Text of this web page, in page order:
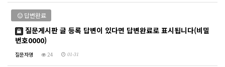
답변완료
질문게시판 글 등록 답변이 있다면 답변완료로 표시됩니다(비밀
번호0000)
질문자명 24 01-31